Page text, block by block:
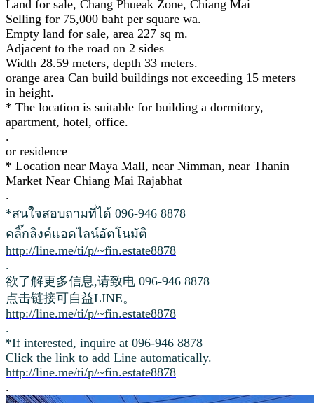
Land for sale, Chang Phueak Zone, Chiang Mai
Selling for 75,000 baht per square wa.
Empty land for sale, area 227 sq m.
Adjacent to the road on 2 sides
Width 28.59 meters, depth 33 meters.
orange area Can build buildings not exceeding 15 meters
in height.
* The location is suitable for building a dormitory,
apartment, hotel, office.
.
or residence
* Location near Maya Mall, near Nimman, near Thanin
Market Near Chiang Mai Rajabhat
.
*สนใจสอบถามที่ได้ 096-946 8878
คลิ๊กลิงค์แอดไลน์อัตโนมัติ
http://line.me/ti/p/~fin.estate8878
.
欲了解更多信息,请致电 096-946 8878
点击链接可自益LINE。
http://line.me/ti/p/~fin.estate8878
.
*If interested, inquire at 096-946 8878
Click the link to add Line automatically.
http://line.me/ti/p/~fin.estate8878
.